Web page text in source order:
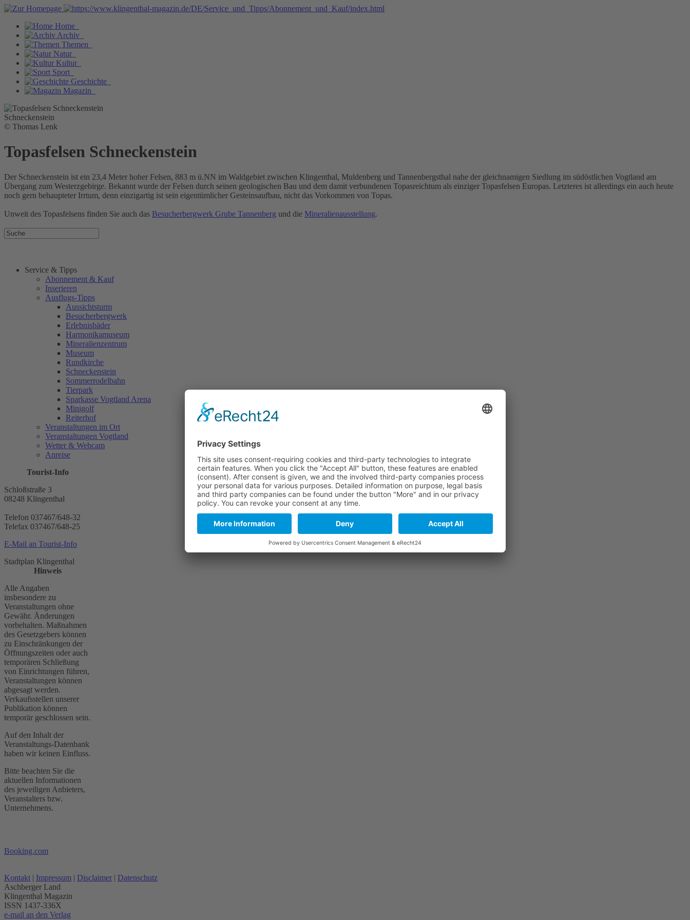
Home
Archiv
Themen
Natur
Kultur
Sport
Geschichte
Magazin
Schneckenstein
© Thomas Lenk
Topasfelsen Schneckenstein
Der Schneckenstein ist ein 23,4 Meter hoher Felsen, 883 m ü.NN im Waldgebiet zwischen Klingenthal, Muldenberg und Tannenbergsthal nahe der gleichnamigen Siedlung im südöstlichen Vogtland am
Übergang zum Westerzgebirge. Bekannt wurde der Felsen durch seinen geologischen Bau und dem damit verbundenen Topasreichtum als einziger Topasfelsen Europas. Letzteres ist allerdings ein auch heute
noch gern behaupteter Irrtum, denn einzigartig ist sein eigentümlicher Gesteinsaufbau, nicht das Vorkommen von Topas.
Unweit des Topasfelsens finden Sie auch das Besucherbergwerk Grube Tannenberg und die Mineralienausstellung.
Service & Tipps
Abonnement & Kauf
Inserieren
Ausflugs-Tipps
Aussichtsturm
Besucherbergwerk
Erlebnisbäder
Harmonikamuseum
Mineralienzentrum
Museum
Rundkirche
Schneckenstein
Sommerrodelbahn
Tierpark
Sparkasse Vogtland Arena
Minigolf
Reiterhof
Veranstaltungen im Ort
Veranstaltungen Vogtland
Wetter & Webcam
Anreise
Tourist-Info
Schloßstraße 3
08248 Klingenthal
Telefon 037467/648-32
Telefax 037467/648-25
E-Mail an Tourist-Info
Stadtplan Klingenthal
Hinweis
Alle Angaben
insbesondere zu
Veranstaltungen ohne
Gewähr. Änderungen
vorbehalten. Maßnahmen
des Gesetzgebers können
zu Einschränkungen der
Öffnungszeiten oder auch
temporären Schließung
von Einrichtungen führen,
Veranstaltungen können
abgesagt werden.
Verkaufsstellen unserer
Publikation können
temporär geschlossen sein.
Auf den Inhalt der
Veranstaltungs-Datenbank
haben wir keinen Einfluss.
Bitte beachten Sie die
aktuellen Informationen
des jeweiligen Anbieters,
Veranstalters bzw.
Unternehmens.
Booking.com
Kontakt | Impressum | Disclaimer | Datenschutz
Aschberger Land
Klingenthal Magazin
ISSN 1437-336X
e-mail an den Verlag